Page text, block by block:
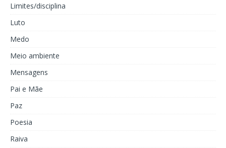
Limites/disciplina
Luto
Medo
Meio ambiente
Mensagens
Pai e Mãe
Paz
Poesia
Raiva